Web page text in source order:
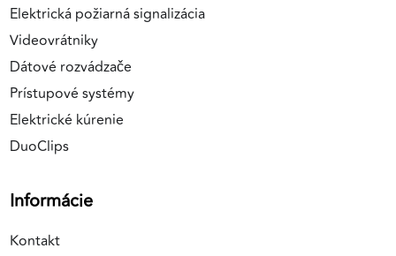
Elektrická požiarná signalizácia
Videovrátniky
Dátové rozvádzače
Prístupové systémy
Elektrické kúrenie
DuoClips
Informácie
Kontakt